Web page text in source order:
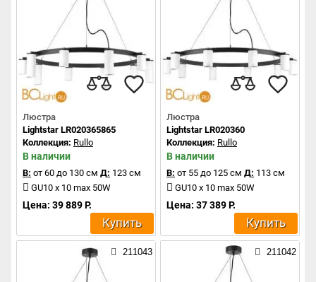
Люстра
Lightstar LR020365865
Коллекция: Rullo
В наличии
В: от 60 до 130 см Д: 123 см
GU10 x 10 max 50W
Цена: 39 889 Р.
Купить
Люстра
Lightstar LR020360
Коллекция: Rullo
В наличии
В: от 55 до 125 см Д: 113 см
GU10 x 10 max 50W
Цена: 37 389 Р.
Купить
211043 211042